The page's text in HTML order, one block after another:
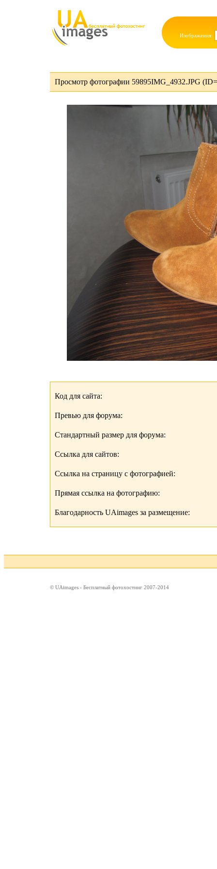
Изображения:
Просмотр фотографии 59895IMG_4932.JPG
Код для сайта:
Превью для форума:
Стандартный размер для форума:
Ссылка для сайтов:
Ссылка на страницу с фотографией:
Прямая ссылка на фотографию:
Благодарность UAimages за размещение:
© UAimages - Бесплатный фотохостинг 2007-2014